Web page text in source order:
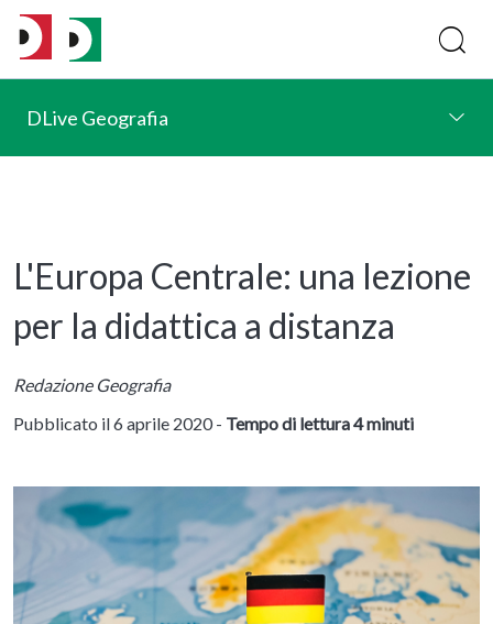
DLive Geografia
L'Europa Centrale: una lezione
per la didattica a distanza
Redazione Geografia
Pubblicato il 6 aprile 2020 - Tempo di lettura 4 minuti